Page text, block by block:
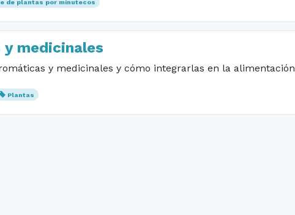
de plantas por minutecos
medicinales
y medicinales y cómo integrarlas en la alimentación
Plantas